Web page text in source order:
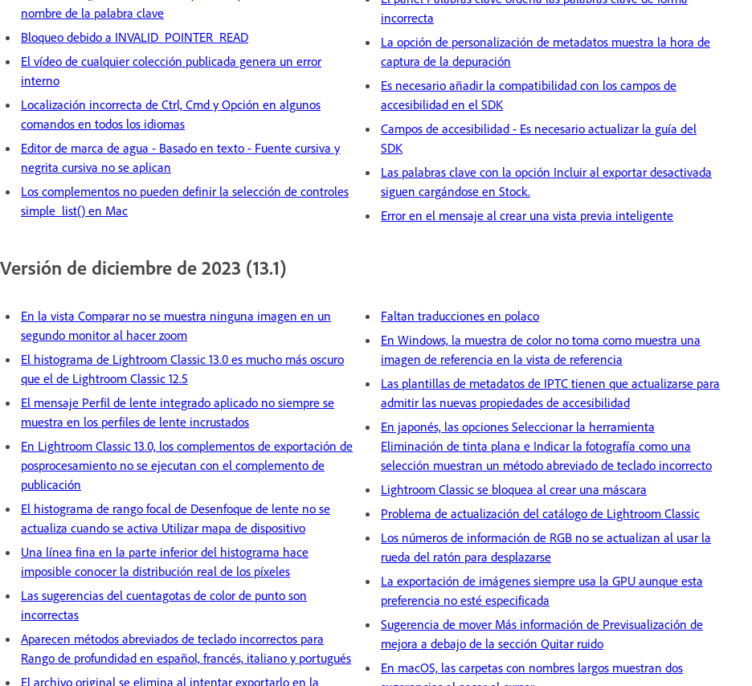
nombre de la palabra clave
Bloqueo debido a INVALID_POINTER_READ
El vídeo de cualquier colección publicada genera un error
interno
Localización incorrecta de Ctrl, Cmd y Opción en algunos
comandos en todos los idiomas
Editor de marca de agua - Basado en texto - Fuente cursiva y
negrita cursiva no se aplican
Los complementos no pueden definir la selección de controles
simple_list() en Mac
incorrecta
La opción de personalización de metadatos muestra la hora de
captura de la depuración
Es necesario añadir la compatibilidad con los campos de
accesibilidad en el SDK
Campos de accesibilidad - Es necesario actualizar la guía del
SDK
Las palabras clave con la opción Incluir al exportar desactivada
siguen cargándose en Stock.
Error en el mensaje al crear una vista previa inteligente
Versión de diciembre de 2023 (13.1)
En la vista Comparar no se muestra ninguna imagen en un
segundo monitor al hacer zoom
El histograma de Lightroom Classic 13.0 es mucho más oscuro
que el de Lightroom Classic 12.5
El mensaje Perfil de lente integrado aplicado no siempre se
muestra en los perfiles de lente incrustados
En Lightroom Classic 13.0, los complementos de exportación de
posprocesamiento no se ejecutan con el complemento de
publicación
El histograma de rango focal de Desenfoque de lente no se
actualiza cuando se activa Utilizar mapa de dispositivo
Una línea fina en la parte inferior del histograma hace
imposible conocer la distribución real de los píxeles
Las sugerencias del cuentagotas de color de punto son
incorrectas
Aparecen métodos abreviados de teclado incorrectos para
Rango de profundidad en español, francés, italiano y portugués
El archivo original se elimina al intentar exportarlo en la
Faltan traducciones en polaco
En Windows, la muestra de color no toma como muestra una
imagen de referencia en la vista de referencia
Las plantillas de metadatos de IPTC tienen que actualizarse para
admitir las nuevas propiedades de accesibilidad
En japonés, las opciones Seleccionar la herramienta
Eliminación de tinta plana e Indicar la fotografía como una
selección muestran un método abreviado de teclado incorrecto
Lightroom Classic se bloquea al crear una máscara
Problema de actualización del catálogo de Lightroom Classic
Los números de información de RGB no se actualizan al usar la
rueda del ratón para desplazarse
La exportación de imágenes siempre usa la GPU aunque esta
preferencia no esté especificada
Sugerencia de mover Más información de Previsualización de
mejora a debajo de la sección Quitar ruido
En macOS, las carpetas con nombres largos muestran dos